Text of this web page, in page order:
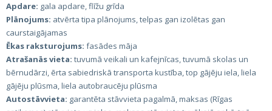
Apdare: gala apdare, flīžu grīda
Plānojums: atvērta tipa plānojums, telpas gan izolētas gan
caurstaigājamas
Ēkas raksturojums: fasādes māja
Atrašanās vieta: tuvumā veikali un kafejnīcas, tuvumā skolas un
bērnudārzi, ērta sabiedriskā transporta kustība, top gājēju iela, liela
gājēju plūsma, liela autobraucēju plūsma
Autostāvvieta: garantēta stāvvieta pagalmā, maksas (Rīgas